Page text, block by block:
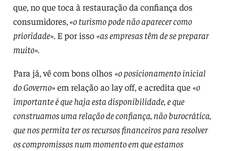
que, no que toca à restauração da confiança dos
consumidores,«o turismo pode não aparecer como
prioridade». E por isso «as empresas têm de se preparar
muito».
Para já, vê com bons olhos «o posicionamento inicial
do Governo»em relação ao lay off, e acredita que «o
importante é que haja esta disponibilidade, e que
construamos uma relação de confiança, não burocrática,
que nos permita ter os recursos financeiros para resolver
os compromissos num momento em que estamos